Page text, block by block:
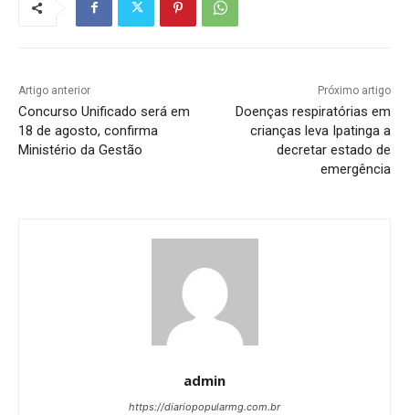
Artigo anterior
Concurso Unificado será em
18 de agosto, confirma
Ministério da Gestão
Próximo artigo
Doenças respiratórias em
crianças leva Ipatinga a
decretar estado de
emergência
admin
https://diariopopularmg.com.br